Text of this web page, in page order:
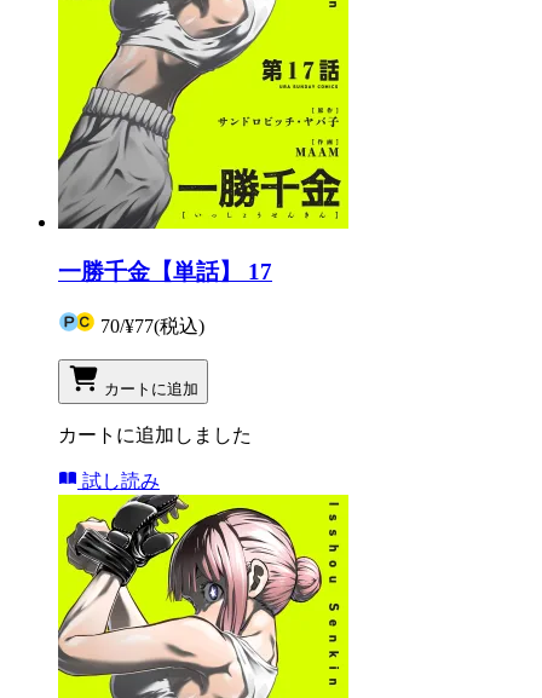
一勝千金【単話】 17
70/¥77(税込)
カートに追加
カートに追加しました
試し読み